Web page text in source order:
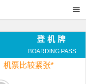
登机牌
BOARDING PASS
机票比较紧张*